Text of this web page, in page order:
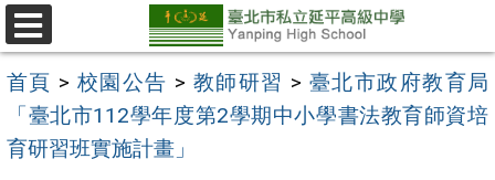
跳
至
主
要
內
選
單
首頁 > 校園公告 > 教師研習 > 臺北市政府教育局
「臺北市112學年度第2學期中小學書法教育師資培
育研習班實施計畫」